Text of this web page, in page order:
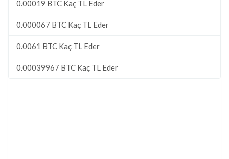
0.00019 BTC Kaç TL Eder
0.000067 BTC Kaç TL Eder
0.0061 BTC Kaç TL Eder
0.00039967 BTC Kaç TL Eder